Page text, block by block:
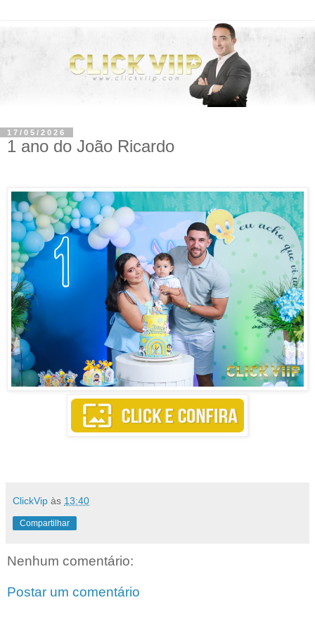
17/05/2026
1 ano do João Ricardo
ClickVip às 13:40
Compartilhar
Nenhum comentário:
Postar um comentário